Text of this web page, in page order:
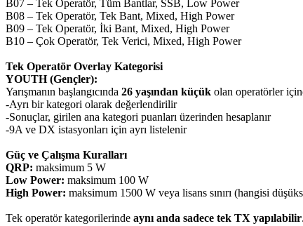
B07 – Tek Operatör, Tüm Bantlar, SSB, Low Power
B08 – Tek Operatör, Tek Bant, Mixed, High Power
B09 – Tek Operatör, İki Bant, Mixed, High Power
B10 – Çok Operatör, Tek Verici, Mixed, High Power
Tek Operatör Overlay Kategorisi
YOUTH (Gençler):
Yarışmanın başlangıcında 26 yaşından küçük olan operatörler
-Ayrı bir kategori olarak değerlendirilir
-Sonuçlar, girilen ana kategori puanları üzerinden hesaplanır
-9A ve DX istasyonları için ayrı listelenir
Güç ve Çalışma Kuralları
QRP: maksimum 5 W
Low Power: maksimum 100 W
High Power: maksimum 1500 W veya lisans sınırı (hangisi
Tek operatör kategorilerinde aynı anda sadece tek TX yapılabilir